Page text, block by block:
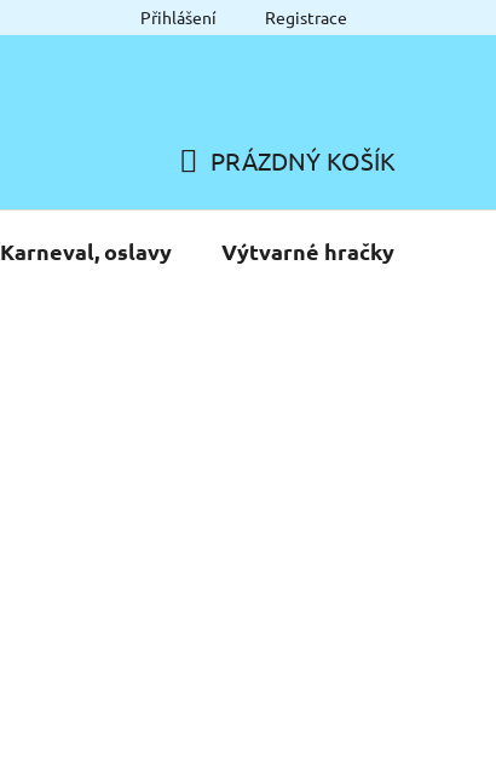
Přihlášení Registrace
KOŠÍK
PRÁZDNÝ KOŠÍK
Karneval, oslavy Výtvarné hračky